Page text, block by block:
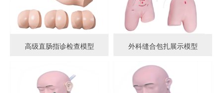
高级直肠指诊检查模型 外科缝合包扎展示模型